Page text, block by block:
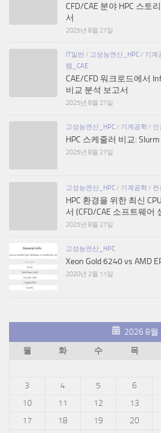
CFD/CAE 분야 HPC 스토
서
2025년 8월 27일
IT일반 / 고성능연산_HPC / 기계
템_CAE
CAE/CFD 워크로드에서
비교 분석 보고서
2025년 8월 27일
고성능연산_HPC / 기계공학 / 인
HPC 스케줄러 비교:
2025년 8월 27일
고성능연산_HPC / 기계공학 / 컨
HPC 환경을 위한 최신
서 (CFD/CAE 소프트웨어
2025년 8월 27일
고성능연산_HPC
Xeon Gold 6240 vs AMD
2020년 2월 11일
2026 8월
월
화 수 목
3
4 5 6
10
11 12 13
17
18 19 20